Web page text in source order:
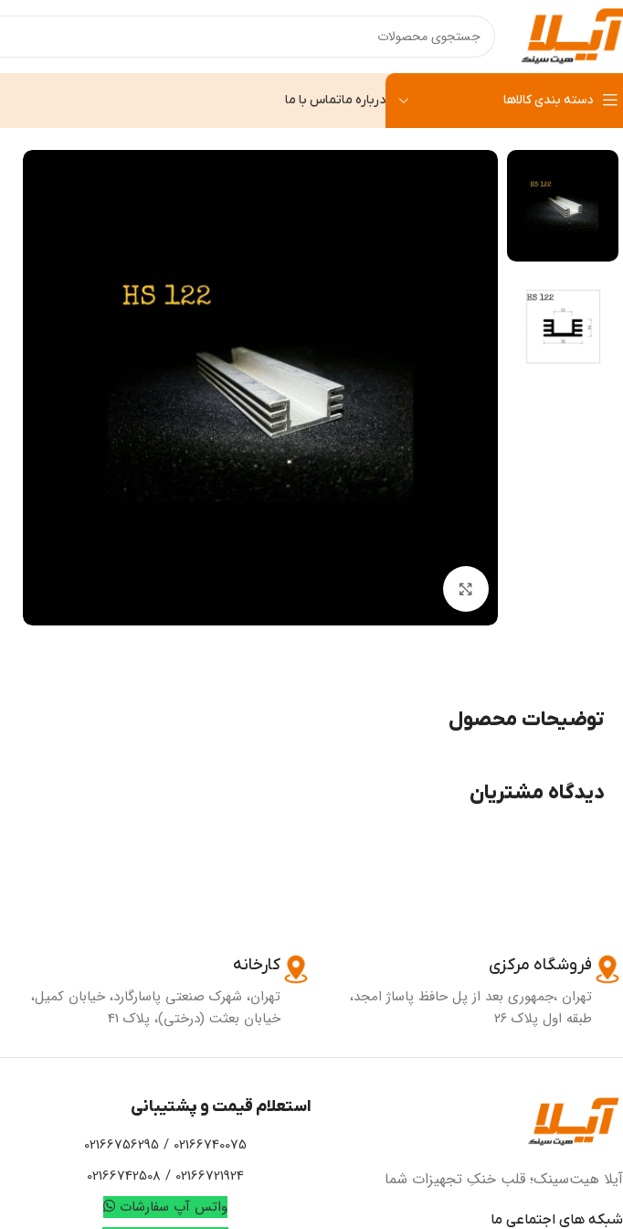
دسته بندی کالاها درباره ماتماس با ما
توضیحات محصول
دیدگاه مشتریان
فروشگاه مرکزی
تهران ،جمهوری بعد از پل حافظ پاساژ امجد،
طبقه اول پلاک ۲۶
کارخانه
تهران، شهرک صنعتی پاسارگارد، خیابان کمیل،
خیابان بعثت (درختی)، پلاک 41
آیلا هیت‌سینک؛ قلب خنکِ تجهیزات شما
شبکه های اجتماعی ما
استعلام قیمت و پشتیبانی
02166740075 / 02166756295
02166721924 / 02166742508
واتس آپ سفارشات